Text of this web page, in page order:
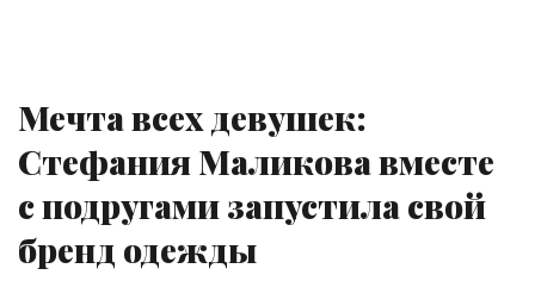
Мечта всех девушек:
Стефания Маликова вместе
с подругами запустила свой
бренд одежды